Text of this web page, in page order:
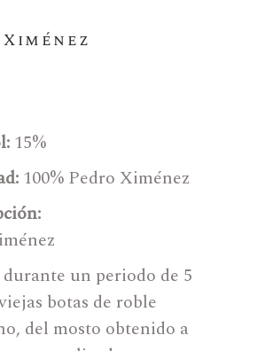
15%
100% Pedro Ximénez
un periodo de 5
botas de roble
del mosto obtenido a